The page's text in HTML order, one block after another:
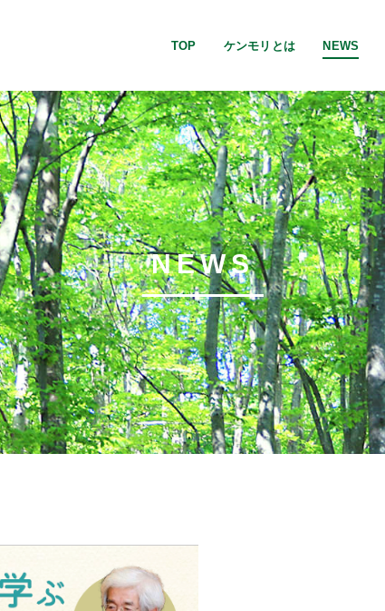
TOP ケンモリとは NEWS
NEWS